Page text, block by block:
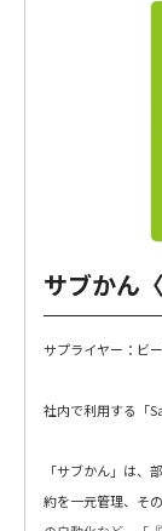
サブかん
サプライヤー：ビ
社内で利用する「
「サブかん」は、
約を一元管理、そ